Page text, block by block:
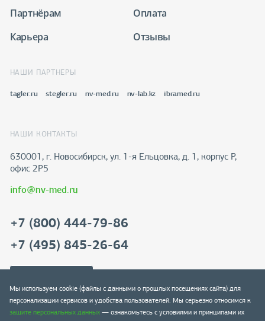
Партнёрам
Оплата
Карьера
Отзывы
НАШИ ПАРТНЕРЫ
tagler.ru stegler.ru nv-med.ru nv-lab.kz ibramed.ru
НАШИ КОНТАКТЫ
630001, г. Новосибирск, ул. 1-я Ельцовка, д. 1, корпус Р,
офис 2Р5
info@nv-med.ru
+7 (800) 444-79-86
+7 (495) 845-26-64
Мы используем cookie (файлы с данными о прошлых посещениях сайта) для
персонализации сервисов и удобства пользователей. Мы серьезно относимся к
защите персональных данных— ознакомьтесь с условиями и принципами их